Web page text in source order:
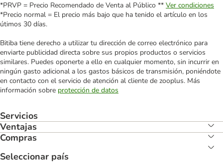
*PRVP = Precio Recomendado de Venta al Público ** Ver condiciones
*Precio normal = El precio más bajo que ha tenido el artículo en los
útimos 30 días.
Bitiba tiene derecho a utilizar tu dirección de correo electrónico para
enviarte publicidad directa sobre sus propios productos o servicios
similares. Puedes oponerte a ello en cualquier momento, sin incurrir en
ningún gasto adicional a los gastos básicos de transmisión, poniéndote
en contacto con el servicio de atención al cliente de zooplus. Más
información sobre protección de datos
Servicios
Ventajas
Compras
Seleccionar país